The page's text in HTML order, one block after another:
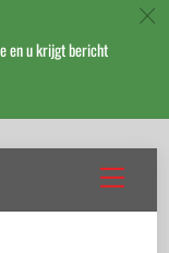
en u krijgt bericht
c
Menu